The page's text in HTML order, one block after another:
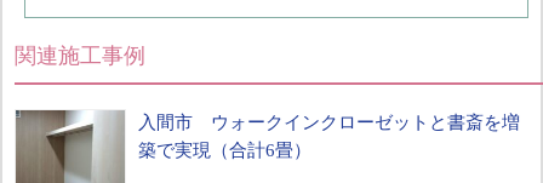
関連施工事例
入間市 ウォークインクローゼットと書斎を増
築で実現（合計6畳）